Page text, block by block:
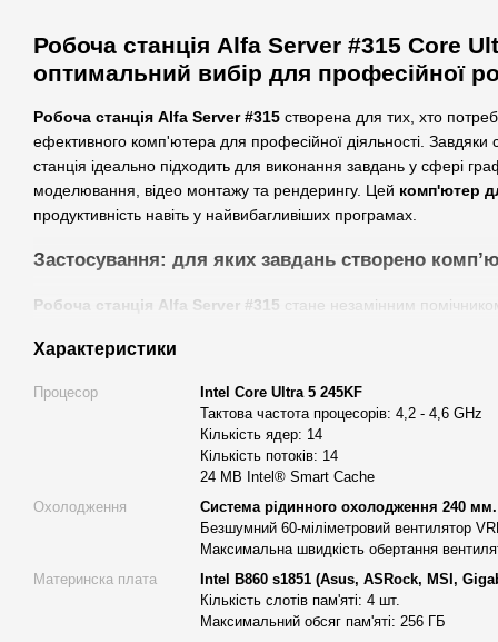
Робоча станція Alfa Server #315 Core
оптимальний вибір для професійної
Робоча станція Alfa Server #315 створена для тих, хто
ефективного комп'ютера для професійної діяльності.
станція ідеально підходить для виконання завдань у сфері
моделювання, відео монтажу та рендерингу. Цей комп'ютер
продуктивність навіть у найвибагливіших програмах.
Застосування: для яких завдань створено комп
Робоча станція Alfa Server #315 стане незамінним
Використання цієї станції в таких програмах, як Blender,
Cinema 4D, забезпечує швидкий процес моделювання та
RTX 3060 з 12 ГБ відеопам'яті дозволяє працювати з
забезпечуючи чіткість та деталізацію кожного кадру.
Відео монтаж
Обробка відео у Full HD та 4K у таких програмах, як
Sony Vegas Pro, Final Cut Pro, працює без затримок
Core Ultra 5 245KF із 14 ядрами. Швидкий SSD забезпечує
плавний перегляд відео.
Характеристики
Процесор
Intel Core Ultra 5 245KF
Тактова частота процесорів: 4,2 - 4,6 GHz
Кількість ядер: 14
Кількість потоків: 14
24 MB Intel® Smart Cache
Охолодження
Система рідинного охолодження 240 мм.
Безшумний 60-міліметровий вентилятор
Максимальна швидкість обертання
Материнска плата
Intel B860 s1851 (Asus, ASRock, MSI,
Кількість слотів пам'яті: 4 шт.
Максимальний обсяг пам'яті: 256 ГБ